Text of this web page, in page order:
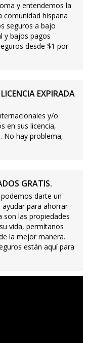
y entendemos la
comunidad hispana
seguros a bajo
y bajos pagos
desde $1 por
EXPIRADA
y/o
en sus licencia,
No hay problema,
GRATIS.
darte un
para ahorrar
son las propiedades
vida, permítanos
la mejor manera.
están aquí para